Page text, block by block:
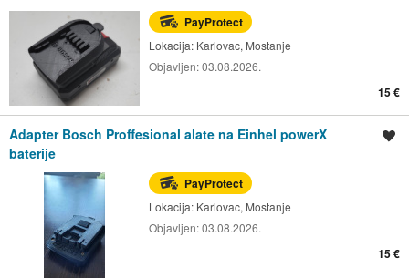
PayProtect
Lokacija: Karlovac, Mostanje
Objavljen:03.08.2026.
15 €
Adapter Bosch Proffesional alate na Einhel powerX
baterije
PayProtect
Lokacija: Karlovac, Mostanje
Objavljen:03.08.2026.
15 €